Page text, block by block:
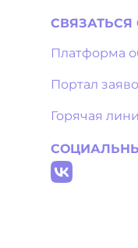
СВЯЗАТЬСЯ
Платформа
Портал
Горячая